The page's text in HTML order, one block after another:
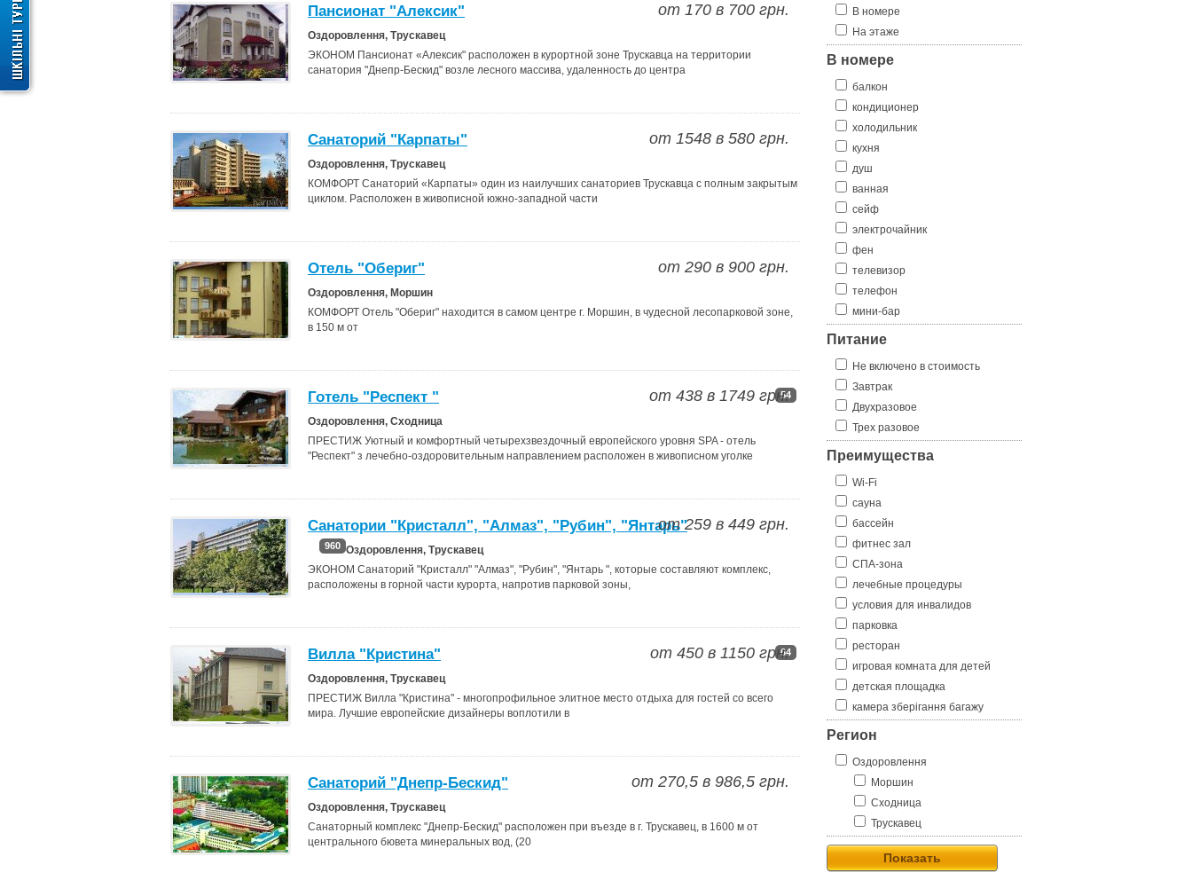
Пансионат "Алексик"
Оздоровлення, Трускавец
ЭКОНОМ Пансионат «Алексик" расположен в курортной зоне Трускавца на территории
санатория "Днепр-Бескид" возле лесного массива, удаленность до центра
от 170 в 700 грн.
Санаторий "Карпаты"
Оздоровлення, Трускавец
КОМФОРТ Санаторий «Карпаты» один из наилучших санаториев Трускавца с полным закрытым
циклом. Расположен в живописной южно-западной части
от 1548 в 580 грн.
Отель "Обериг"
Оздоровлення, Моршин
КОМФОРТ Отель "Обериг" находится в самом центре г. Моршин, в чудесной лесопарковой зоне,
в 150 м от
от 290 в 900 грн.
Готель "Респект " 54
Оздоровлення, Сходница
ПРЕСТИЖ Уютный и комфортный четырехзвездочный европейского уровня SPA - отель
"Респект" з лечебно-оздоровительным направлением расположен в живописном уголке
от 438 в 1749 грн.
Санатории "Кристалл", "Алмаз", "Рубин", "Янтарь"
960 Оздоровлення, Трускавец
ЭКОНОМ Санаторий "Кристалл" "Алмаз", "Рубин", "Янтарь ", которые составляют комплекс,
расположены в горной части курорта, напротив парковой зоны,
от259 в 449 грн.
Вилла "Кристина" 64
Оздоровлення, Трускавец
ПРЕСТИЖ Вилла "Кристина" - многопрофильное элитное место отдыха для гостей со всего
мира. Лучшие европейские дизайнеры воплотили в
от 450 в 1150 грн.
Санаторий "Днепр-Бескид"
Оздоровлення, Трускавец
Санаторный комплекс "Днепр-Бескид" расположен при въезде в г. Трускавец, в 1600 м от
центрального бювета минеральных вод, (20
от 270,5 в 986,5 грн.
В номере
На этаже
В номере
балкон
кондиционер
холодильник
кухня
душ
ванная
сейф
электрочайник
фен
телевизор
телефон
мини-бар
Питание
Не включено в стоимость
Завтрак
Двухразовое
Трех разовое
Преимущества
Wi-Fi
сауна
бассейн
фитнес зал
СПА-зона
лечебные процедуры
условия для инвалидов
парковка
ресторан
игровая комната для детей
детская площадка
камера зберігання багажу
Регион
Оздоровлення
Моршин
Сходница
Трускавец
Показать